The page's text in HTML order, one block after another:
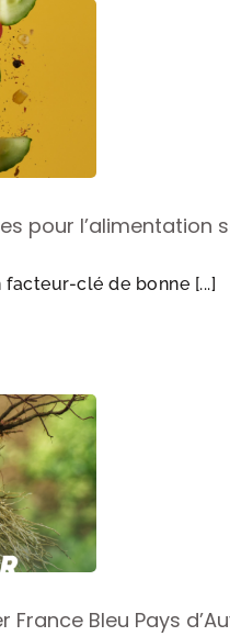
pour l’alimentation
facteur-clé de bonne [...]
Bleu Pays